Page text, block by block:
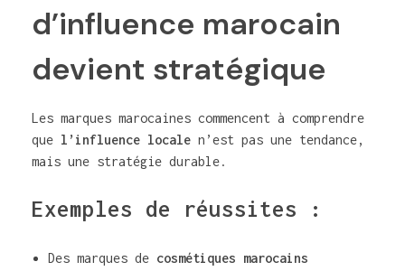
d’influence marocain
devient stratégique
Les marques marocaines commencent à comprendre
que l’influence locale n’est pas une tendance,
mais une stratégie durable.
Exemples de réussites :
Des marques de cosmétiques marocains